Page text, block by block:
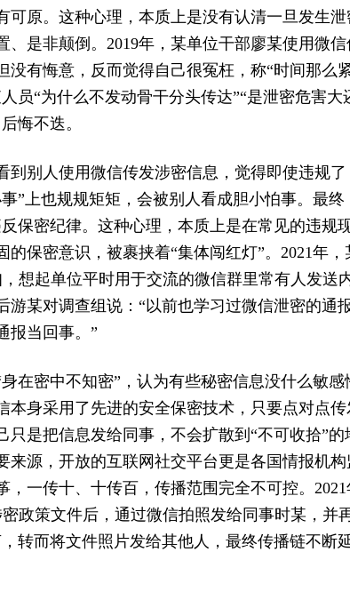
可原。这种心理，本质上是没有认清一旦发生
、是非颠倒。2019年，某单位干部廖某使用微
没有悔意，反而觉得自己很冤枉，称“时间那么
员“为什么不发动骨干分头传达”“是泄密危害
悔不迭。
到别人使用微信传发涉密信息，觉得即使违规
”上也规规矩矩，会被别人看成胆小怕事。最终
保密纪律。这种心理，本质上是在常见的违规
的保密意识，被裹挟着“集体闯红灯”。2021年
想起单位平时用于交流的微信群里常有人发送
游某对调查组说：“以前也学习过微信泄密的通
报当回事。”
在密中不知密”，认为有些秘密信息没什么敏
本身采用了先进的安全保密技术，只要点对点
只是把信息发给同事，不会扩散到“不可收拾”
来源，开放的互联网社交平台更是各国情报机
，一传十、十传百，传播范围完全不可控。
政策文件后，通过微信拍照发给同事时某，并
转而将文件照片发给其他人，最终传播链不断